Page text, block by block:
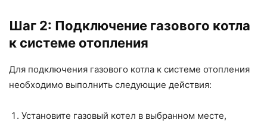
Шаг 2: Подключение газового котла
к системе отопления
Для подключения газового котла к системе отопления
необходимо выполнить следующие действия:
Установите газовый котел в выбранном месте,